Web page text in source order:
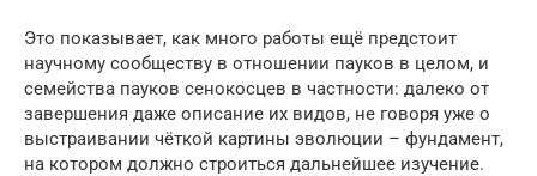
Это показывает, как много работы ещё предстоит
научному сообществу в отношении пауков в целом, и
семейства пауков сенокосцев в частности: далеко от
завершения даже описание их видов, не говоря уже о
выстраивании чёткой картины эволюции – фундамент,
на котором должно строиться дальнейшее изучение.